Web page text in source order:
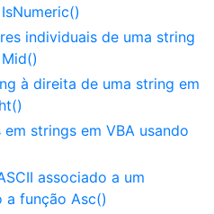
individuais de uma string
à direita de uma string em
strings em VBA usando
associado a um
a função Asc()